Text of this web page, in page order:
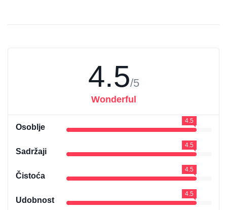
4.5/5
Wonderful
Osoblje
4.5
Sadržaji
4.5
Čistoća
4.5
Udobnost
4.5